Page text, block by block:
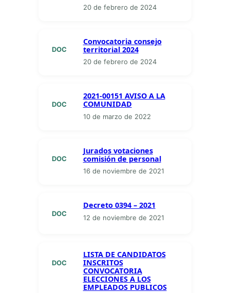
20 de febrero de 2024
DOC
Convocatoria consejo
territorial 2024
20 de febrero de 2024
DOC
2021-00151 AVISO A LA
COMUNIDAD
10 de marzo de 2022
DOC
Jurados votaciones
comisión de personal
16 de noviembre de 2021
DOC
Decreto 0394 – 2021
12 de noviembre de 2021
DOC
LISTA DE CANDIDATOS
INSCRITOS
CONVOCATORIA
ELECCIONES A LOS
EMPLEADOS PUBLICOS